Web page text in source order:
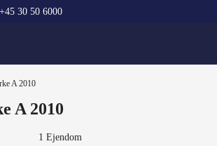
+45 30 50 6000
A 2010
A 2010
1 Ejendom